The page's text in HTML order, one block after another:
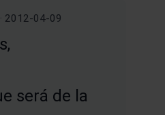
· 2012-04-09
será de la